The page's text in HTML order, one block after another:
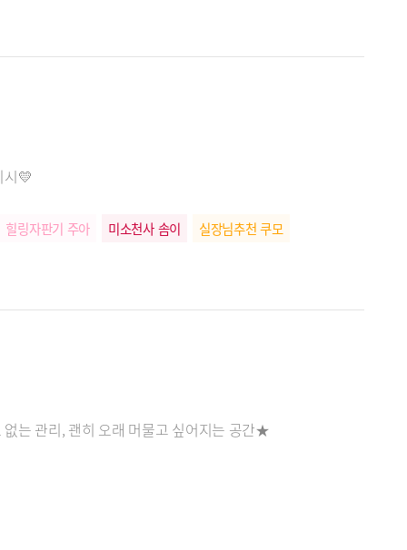
시💛
힐링자판기 주아 미소천사 솜이
실장님추천 쿠모
는 관리, 괜히 오래 머물고 싶어지는 공간★